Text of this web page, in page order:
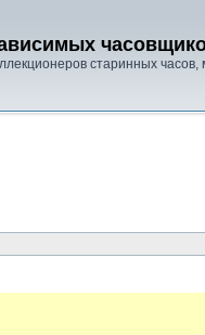
старинных